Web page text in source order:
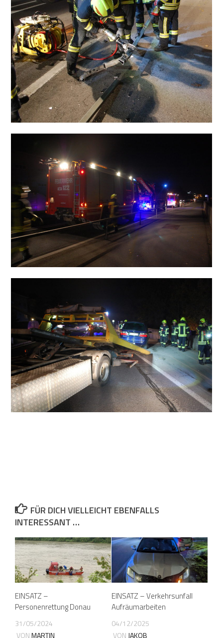
FÜR DICH VIELLEICHT EBENFALLS
INTERESSANT …
EINSATZ –
Personenrettung Donau
31/05/2024
VONMARTIN
EINSATZ – Verkehrsunfall
Aufräumarbeiten
04/12/2025
VON JAKOB